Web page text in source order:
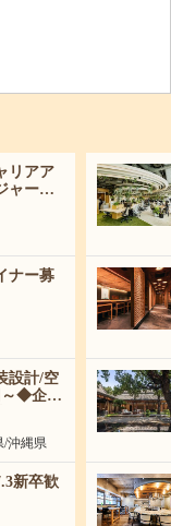
リアア
ャー募
ナー募
設計/空
～◆企
/沖縄県
新卒歓